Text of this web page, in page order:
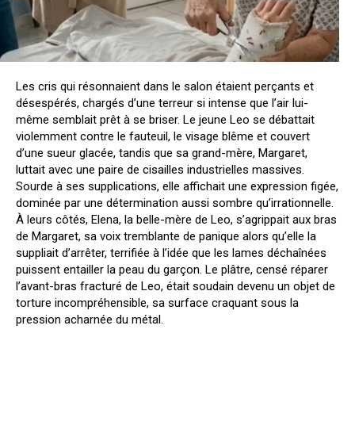
Les cris qui résonnaient dans le salon étaient perçants et
désespérés, chargés d’une terreur si intense que l’air lui-
même semblait prêt à se briser. Le jeune Leo se débattait
violemment contre le fauteuil, le visage blême et couvert
d’une sueur glacée, tandis que sa grand-mère, Margaret,
luttait avec une paire de cisailles industrielles massives.
Sourde à ses supplications, elle affichait une expression figée,
dominée par une détermination aussi sombre qu’irrationnelle.
À leurs côtés, Elena, la belle-mère de Leo, s’agrippait aux bras
de Margaret, sa voix tremblante de panique alors qu’elle la
suppliait d’arrêter, terrifiée à l’idée que les lames déchaînées
puissent entailler la peau du garçon. Le plâtre, censé réparer
l’avant-bras fracturé de Leo, était soudain devenu un objet de
torture incompréhensible, sa surface craquant sous la
pression acharnée du métal.